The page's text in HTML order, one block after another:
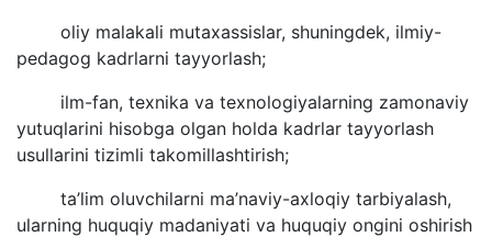
oliy malakali mutaxassislar, shuningdek, ilmiy-
pedagog kadrlarni tayyorlash;
ilm-fan, texnika va texnologiyalarning zamonaviy
yutuqlarini hisobga olgan holda kadrlar tayyorlash
usullarini tizimli takomillashtirish;
ta’lim oluvchilarni ma’naviy-axloqiy tarbiyalash,
ularning huquqiy madaniyati va huquqiy ongini oshirish